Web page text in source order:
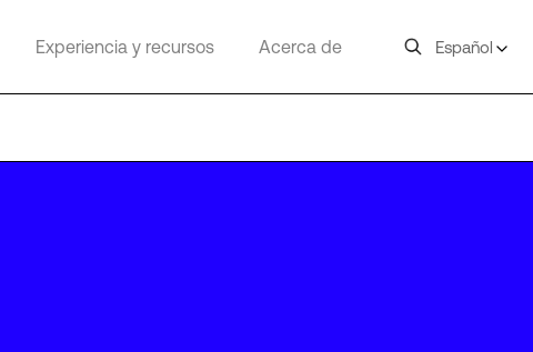
Experiencia y recursos Acerca de Español
EWR20